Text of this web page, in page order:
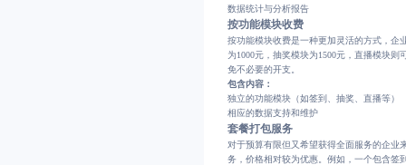
数据统计与分析报告
按功能模块收费
按功能模块收费是一种更加灵活的方式，企
为1000元，抽奖模块为1500元，直播模块
免不必要的开支。
包含内容：
独立的功能模块（如签到、抽奖、直播等）
相应的数据支持和维护
套餐打包服务
对于预算有限但又希望获得全面服务的企业
务，价格相对较为优惠。例如，一个包含签